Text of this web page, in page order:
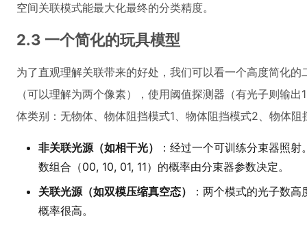
空间关联模式能最大化最终的分类精度。
2.3 一个简化的玩具模型
为了直观理解关联带来的好处，我们可以看一个高度简化
（可以理解为两个像素），使用阈值探测器（有光子则输
体类别：无物体、物体阻挡模式1、物体阻挡模式2、物体阻
非关联光源（如相干光）
：经过一个可训练分束器照
数组合（00, 10, 01, 11）的概率由分束器参数决定。
关联光源（如双模压缩真空态）
：两个模式的光子数
概率很高。